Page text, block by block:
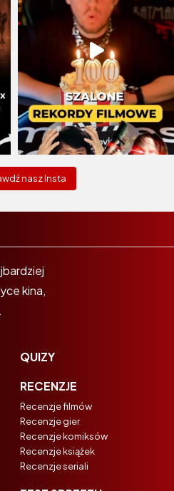
nasz Insta
kina,
QUIZY
RECENZJE
Recenzje filmów
Recenzje gier
Recenzje komiksów
Recenzje książek
Recenzje seriali